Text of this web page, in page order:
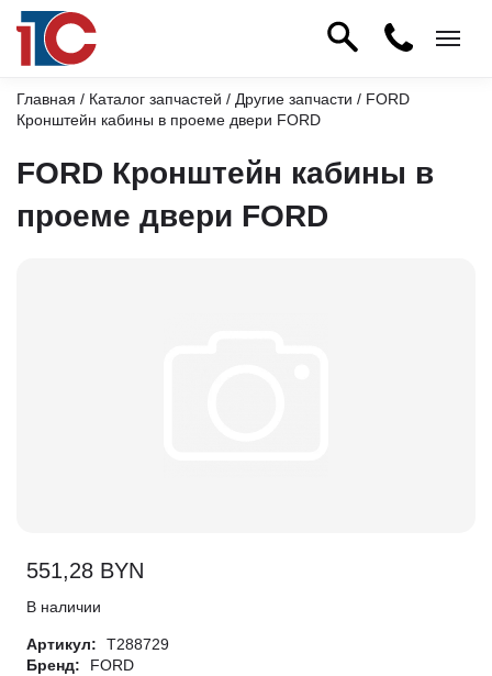
Главная / Каталог запчастей / Другие запчасти / FORD
Кронштейн кабины в проеме двери FORD
FORD Кронштейн кабины в
проеме двери FORD
551,28 BYN
В наличии
Артикул:
T288729
Бренд:
FORD